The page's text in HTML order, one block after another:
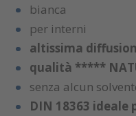
bianca
per interni
altissima
qualità *****
senza alcun
DIN 18363